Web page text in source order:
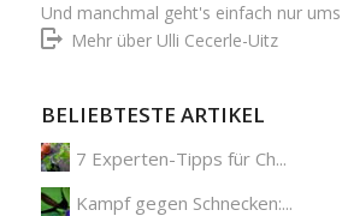
Und manchmal geht's einfach nur
Mehr über Ulli Cecerle-Uitz
BELIEBTESTE ARTIKEL
7 Experten-Tipps für Ch...
Kampf gegen Schnecken:...